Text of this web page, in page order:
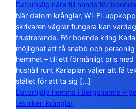
Datorhjälp nära till hands för
När datorn krånglar, Wi-Fi-
skrivaren vägrar fungera kan
frustrerande. För boende kring
möjlighet att få snabb och
hemmet – till ett förmånligt pris
hushåll runt Karlaplan väljer att få
stället för att ta sig […]
Datorhjälp hemma i Bergshamra –
tekniken krånglar